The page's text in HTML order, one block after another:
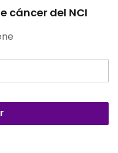
cáncer del NCI